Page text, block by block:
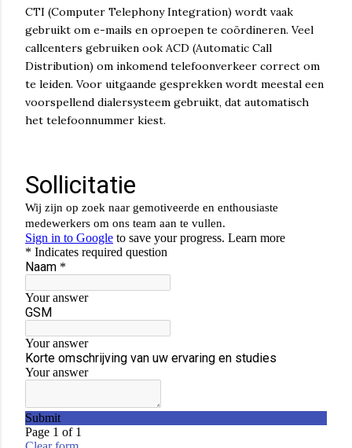
CTI (Computer Telephony Integration) wordt vaak
gebruikt om e-mails en oproepen te coördineren. Veel
callcenters gebruiken ook ACD (Automatic Call
Distribution) om inkomend telefoonverkeer correct om
te leiden. Voor uitgaande gesprekken wordt meestal een
voorspellend dialersysteem gebruikt, dat automatisch
het telefoonnummer kiest.